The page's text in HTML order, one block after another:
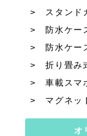
スタンド
防水ケー
防水ケー
折り畳み
車載スマ
マグネッ
オ